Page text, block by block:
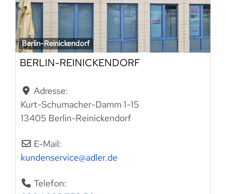
Berlin-Reinickendorf
BERLIN-REINICKENDORF
Adresse:
Kurt-Schumacher-Damm 1-15
13405 Berlin-Reinickendorf
E-Mail:
kundenservice@adler.de
Telefon: